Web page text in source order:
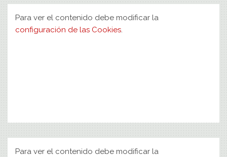
Para ver el contenido debe modificar la
configuración de las Cookies.
Para ver el contenido debe modificar la